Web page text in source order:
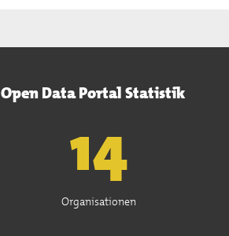
Open Data Portal Statistik
15
Organisationen